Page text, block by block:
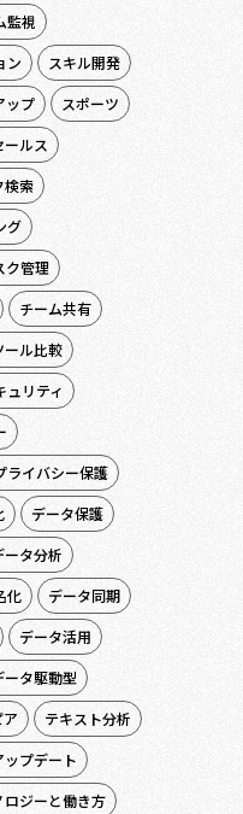
監視
ン
スキル開発
ップ
スポーツ
ールス
検索
グ
ク管理
チーム共有
ール比較
ュリティ
ライバシー保護
データ保護
ータ分析
化
データ同期
データ活用
ータ駆動型
テキスト分析
ップデート
ロジーと働き方